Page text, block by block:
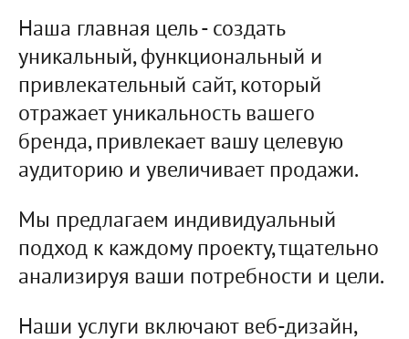
Наша главная цель - создать
уникальный, функциональный и
привлекательный сайт, который
отражает уникальность вашего
бренда, привлекает вашу целевую
аудиторию и увеличивает продажи.
Мы предлагаем индивидуальный
подход к каждому проекту, тщательно
анализируя ваши потребности и цели.
Наши услуги включают веб-дизайн,